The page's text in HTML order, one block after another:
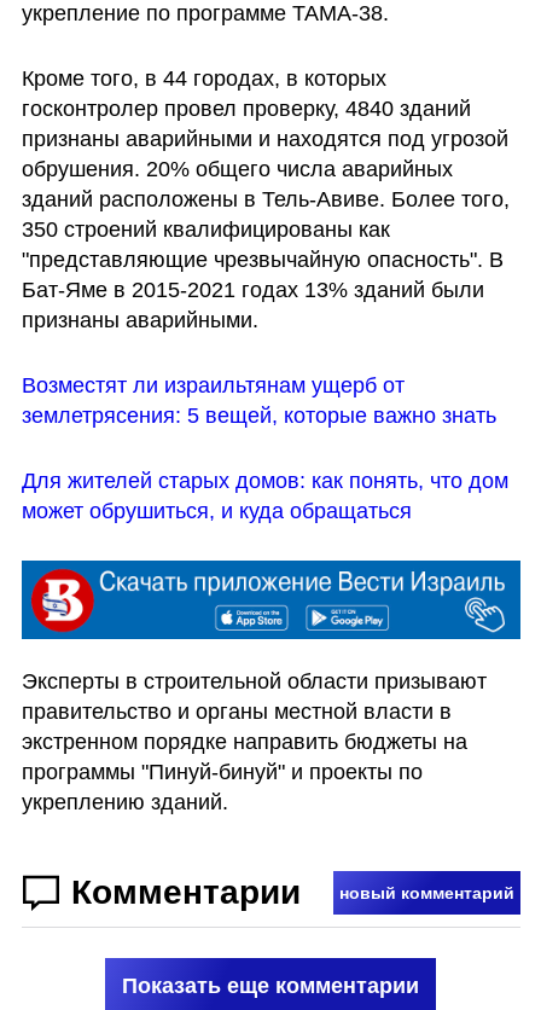
укрепление по программе ТАМА-38.
Кроме того, в 44 городах, в которых
госконтролер провел проверку, 4840 зданий
признаны аварийными и находятся под угрозой
обрушения. 20% общего числа аварийных
зданий расположены в Тель-Авиве. Более того,
350 строений квалифицированы как
"представляющие чрезвычайную опасность". В
Бат-Яме в 2015-2021 годах 13% зданий были
признаны аварийными.
Возместят ли израильтянам ущерб от
землетрясения: 5 вещей, которые важно знать
Для жителей старых домов: как понять, что дом
может обрушиться, и куда обращаться
Эксперты в строительной области призывают
правительство и органы местной власти в
экстренном порядке направить бюджеты на
программы "Пинуй-бинуй" и проекты по
укреплению зданий.
Комментарии новый комментарий
Показать еще комментарии